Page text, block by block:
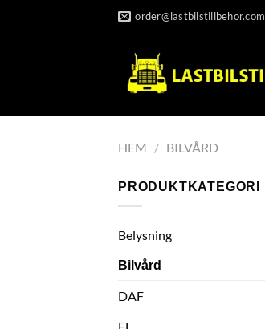
order@lastbilstillbehor.com
HEM / BILVÅRD
PRODUKTKATEGORI
Belysning
Bilvård
DAF
EL